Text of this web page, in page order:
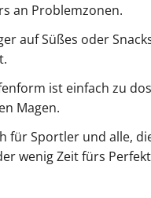
an Problemzonen.
auf Süßes oder
ist einfach zu
Magen.
für Sportler und alle,
wenig Zeit fürs